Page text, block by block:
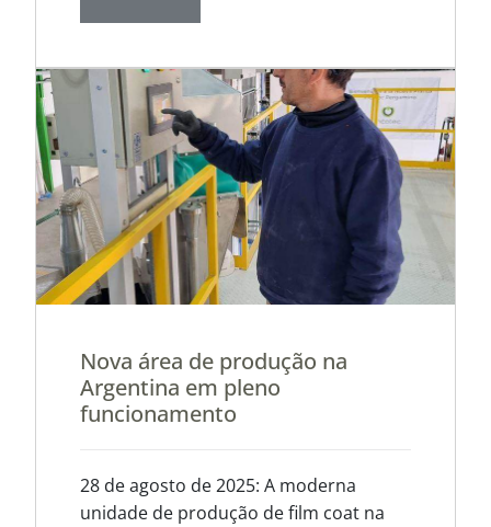
Nova área de produção na
Argentina em pleno
funcionamento
28 de agosto de 2025: A moderna
unidade de produção de film coat na